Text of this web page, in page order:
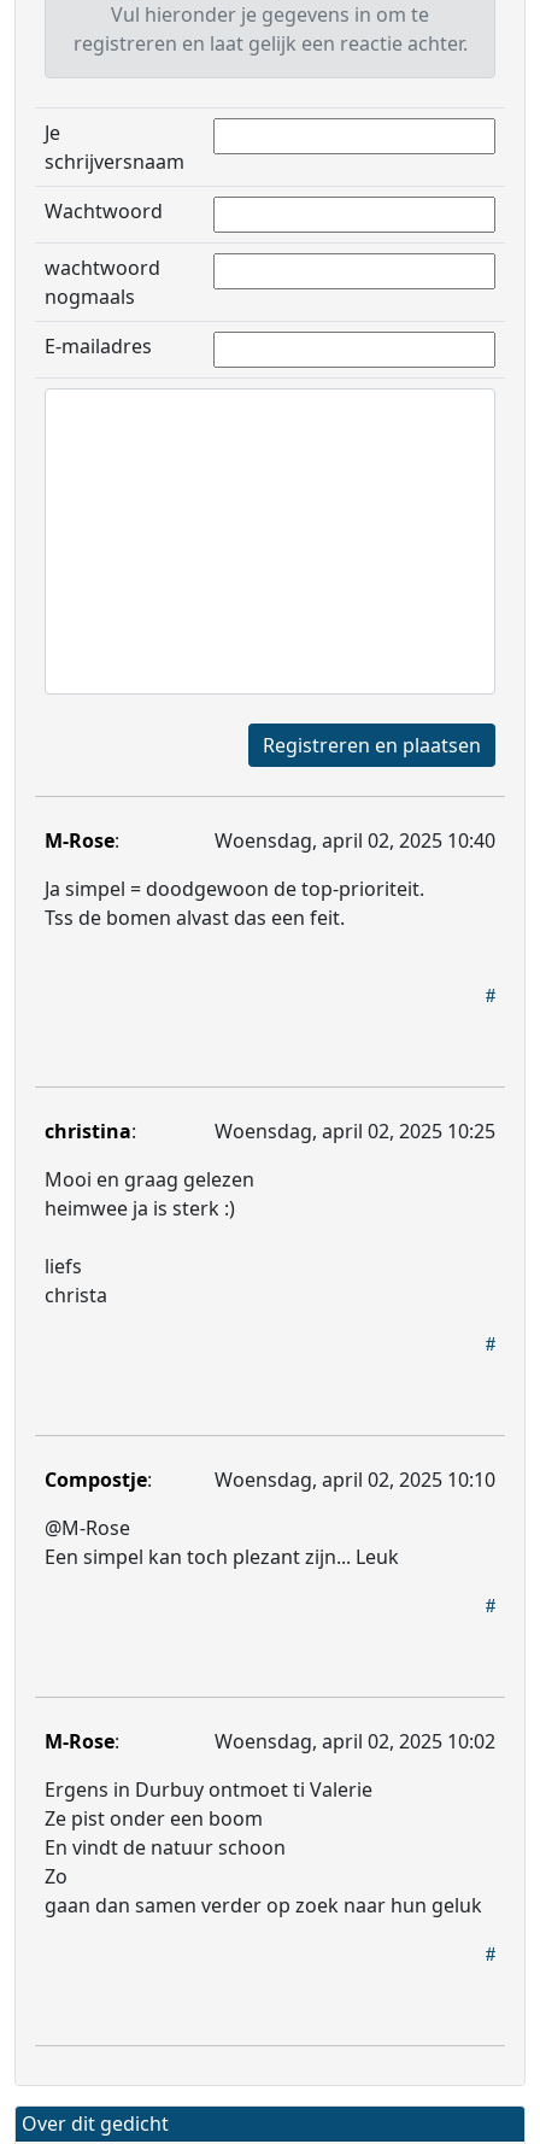
Vul hieronder je gegevens in om te
registreren en laat gelijk een reactie achter.
Je
schrijversnaam
Wachtwoord
wachtwoord
nogmaals
E-mailadres
Registreren en plaatsen
M-Rose:
Woensdag, april 02, 2025 10:40
Ja simpel = doodgewoon de top-prioriteit.
Tss de bomen alvast das een feit.
christina:
Woensdag, april 02, 2025 10:25
Mooi en graag gelezen
heimwee ja is sterk :)
liefs
christa
Compostje:
Woensdag, april 02, 2025 10:10
@M-Rose
Een simpel kan toch plezant zijn... Leuk
M-Rose:
Woensdag, april 02, 2025 10:02
Ergens in Durbuy ontmoet ti Valerie
Ze pist onder een boom
En vindt de natuur schoon
Zo
gaan dan samen verder op zoek naar hun geluk
Over dit gedicht